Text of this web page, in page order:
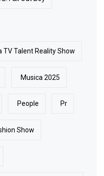
TV Talent Reality Show
Musica 2025
People Pr
Show